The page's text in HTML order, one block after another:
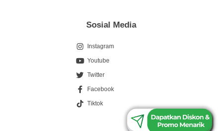
Sosial Media
Instagram
Youtube
Twitter
Facebook
Tiktok